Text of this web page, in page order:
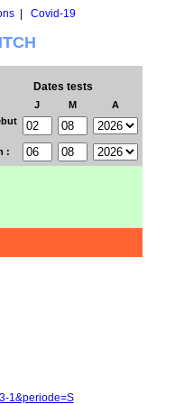
| Covid-19
Dates tests
J M
A
:
1&periode=S